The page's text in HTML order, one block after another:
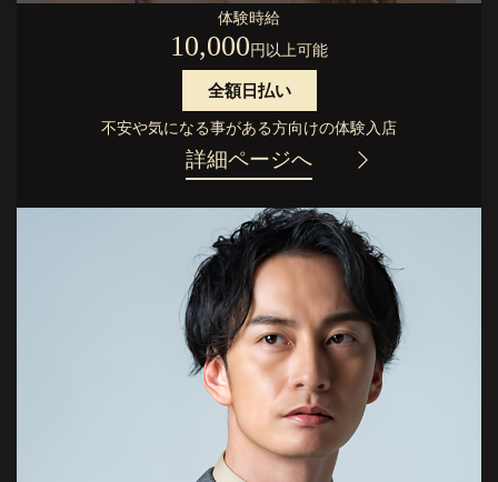
体験時給
10,000 円以上可能
全額日払い
不安や気になる事がある方向けの体験入店
詳細ページへ